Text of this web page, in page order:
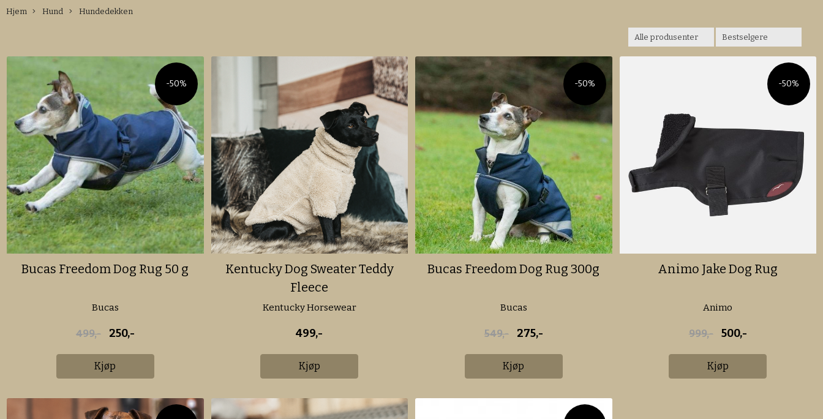
Hjem Hund Hundedekken
-50%
Bucas Freedom Dog Rug 50 g
Bucas
499,- 250,-
Kjøp
Kentucky Dog Sweater Teddy
Fleece
Kentucky Horsewear
499,-
Kjøp
-50%
Bucas Freedom Dog Rug 300g
Bucas
549,- 275,-
Kjøp
-50%
Animo Jake Dog Rug
Animo
999,- 500,-
Kjøp